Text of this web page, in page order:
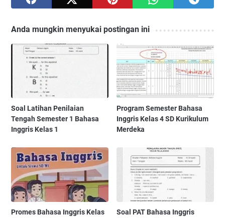
Anda mungkin menyukai postingan ini
Soal Latihan Penilaian
Tengah Semester 1 Bahasa
Inggris Kelas 1
Program Semester Bahasa
Inggris Kelas 4 SD Kurikulum
Merdeka
Promes Bahasa Inggris Kelas
Soal PAT Bahasa Inggris